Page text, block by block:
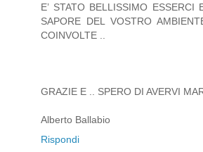
E’ STATO BELLISSIMO ESSERCI
SAPORE DEL VOSTRO
COINVOLTE ..
GRAZIE E .. SPERO DI AVERVI
Alberto Ballabio
Rispondi